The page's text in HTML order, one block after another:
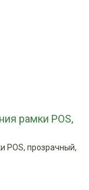
рамки POS,
POS, прозрачный,